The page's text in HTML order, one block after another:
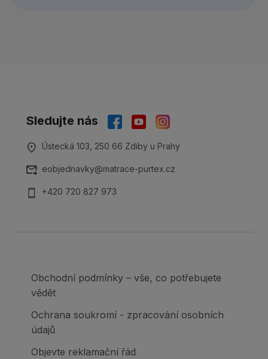
Sledujte nás
Ústecká 103, 250 66 Zdiby u Prahy
eobjednavky@matrace-purtex.cz
+420 720 827 973
Obchodní podmínky – vše, co potřebujete
vědět
Ochrana soukromí - zpracování osobních
údajů
Objevte reklamační řád